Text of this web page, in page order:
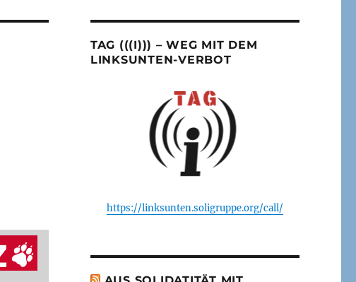
TAG (((I))) – WEG MIT DEM
LINKSUNTEN-VERBOT
https://linksunten.soligruppe.org/call/